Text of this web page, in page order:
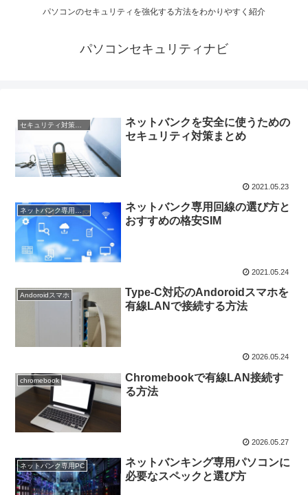
パソコンのセキュリティを強化する方法をわかりやすく紹介
パソコンセキュリティナビ
ネットバンクを安全に使うための
セキュリティ対策まとめ
2021.05.23
ネットバンク専用回線の選び方と
おすすめの格安SIM
2021.05.24
Andoroidスマホ
Type-C対応のAndoroidスマホを
有線LANで接続する方法
2026.05.24
chromebook
Chromebookで有線LAN接続す
る方法
2026.05.27
ネットバンク専用PC
ネットバンキング専用パソコンに
必要なスペックと選び方